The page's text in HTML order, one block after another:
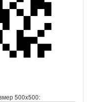
500x500: